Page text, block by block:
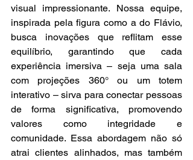
visual impressionante. Nossa equipe,
inspirada pela figura como a do Flávio,
busca inovações que reflitam esse
equilíbrio, garantindo que cada
experiência imersiva – seja uma sala
com projeções 360° ou um totem
interativo – sirva para conectar pessoas
de forma significativa, promovendo
valores como integridade e
comunidade. Essa abordagem não só
atrai clientes alinhados, mas também